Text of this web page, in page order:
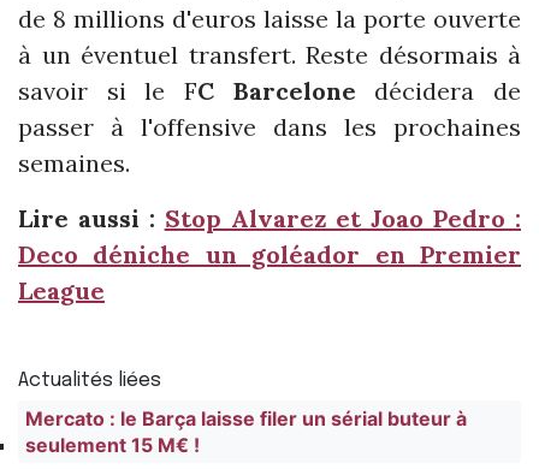
de 8 millions d'euros laisse la porte ouverte
à un éventuel transfert. Reste désormais à
savoir si le FC Barcelone décidera de
passer à l'offensive dans les prochaines
semaines.
Lire aussi : Stop Alvarez et Joao Pedro :
Deco déniche un goléador en Premier
League
Actualités liées
Mercato : le Barça laisse filer un sérial buteur à
seulement 15 M€ !